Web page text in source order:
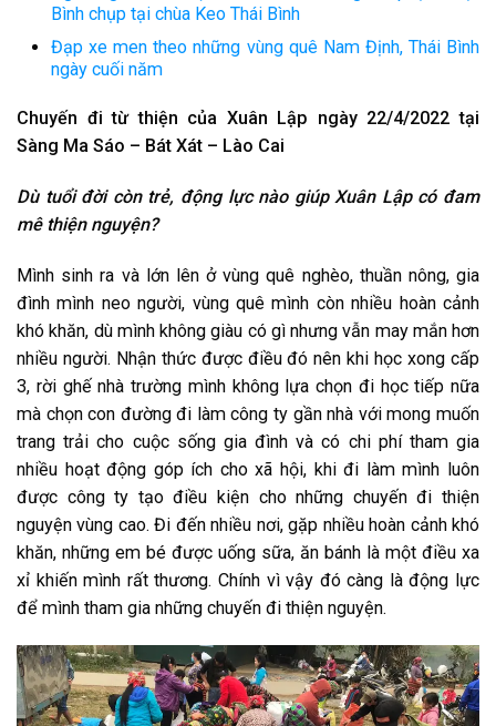
Bình chụp tại chùa Keo Thái Bình
Đạp xe men theo những vùng quê Nam Định, Thái Bình
ngày cuối năm
Chuyến đi từ thiện của Xuân Lập ngày 22/4/2022 tại
Sàng Ma Sáo – Bát Xát – Lào Cai
Dù tuổi đời còn trẻ, động lực nào giúp Xuân Lập có đam
mê thiện nguyện?
Mình sinh ra và lớn lên ở vùng quê nghèo, thuần nông, gia
đình mình neo người, vùng quê mình còn nhiều hoàn cảnh
khó khăn, dù mình không giàu có gì nhưng vẫn may mắn hơn
nhiều người. Nhận thức được điều đó nên khi học xong cấp
3, rời ghế nhà trường mình không lựa chọn đi học tiếp nữa
mà chọn con đường đi làm công ty gần nhà với mong muốn
trang trải cho cuộc sống gia đình và có chi phí tham gia
nhiều hoạt động góp ích cho xã hội, khi đi làm mình luôn
được công ty tạo điều kiện cho những chuyến đi thiện
nguyện vùng cao. Đi đến nhiều nơi, gặp nhiều hoàn cảnh khó
khăn, những em bé được uống sữa, ăn bánh là một điều xa
xỉ khiến mình rất thương. Chính vì vậy đó càng là động lực
để mình tham gia những chuyến đi thiện nguyện.